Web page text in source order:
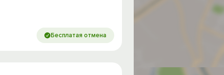
Бесплатая отмена